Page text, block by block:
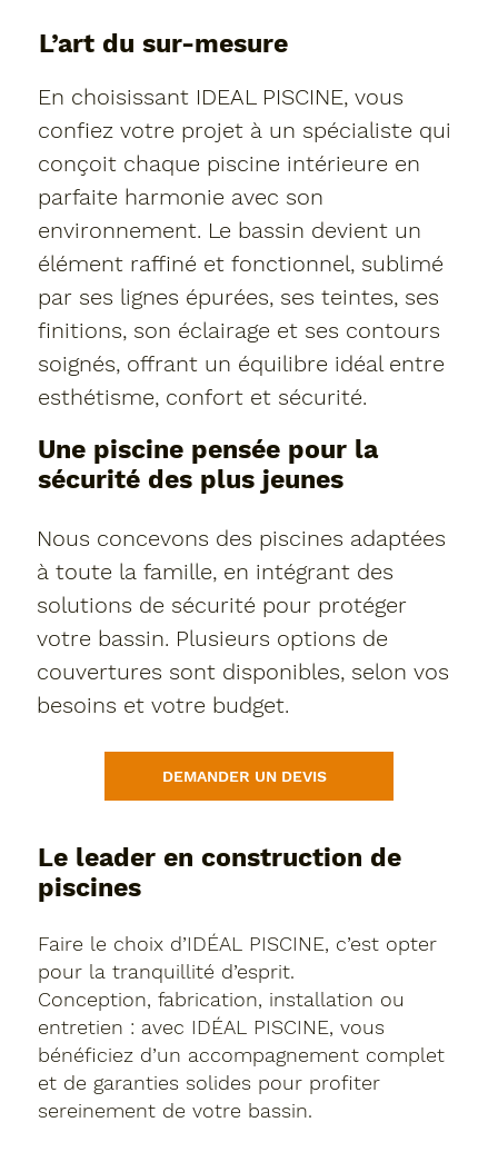
L’art du sur-mesure
En choisissant IDEAL PISCINE, vous
confiez votre projet à un spécialiste qui
conçoit chaque piscine intérieure en
parfaite harmonie avec son
environnement. Le bassin devient un
élément raffiné et fonctionnel, sublimé
par ses lignes épurées, ses teintes, ses
finitions, son éclairage et ses contours
soignés, offrant un équilibre idéal entre
esthétisme, confort et sécurité.
Une piscine pensée pour la
sécurité des plus jeunes
Nous concevons des piscines adaptées
à toute la famille, en intégrant des
solutions de sécurité pour protéger
votre bassin. Plusieurs options de
couvertures sont disponibles, selon vos
besoins et votre budget.
DEMANDER UN DEVIS
Le leader en construction de
piscines
Faire le choix d’IDÉAL PISCINE, c’est opter
pour la tranquillité d’esprit.
Conception, fabrication, installation ou
entretien : avec IDÉAL PISCINE, vous
bénéficiez d’un accompagnement complet
et de garanties solides pour profiter
sereinement de votre bassin.